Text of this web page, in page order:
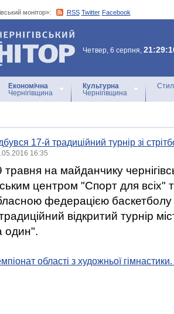
монітор»: RSS Twitter Facebook
монітор»
Четвер, 6 серпня,
Економічна
Чернігівщина
Культурна
Чернігівщина
17-й традиційний турнір зі
16:35
травня на майданчику
центром "Спорт для всіх"
федерацією
відкритий турнір
один".
області з художньої